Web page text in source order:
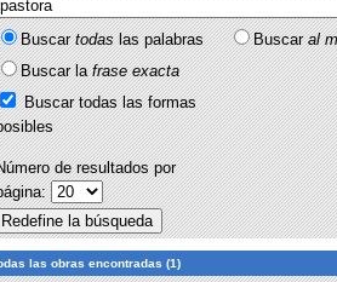
Buscartodaslas palabras Buscaral
Buscar lafrase exacta
Buscar todas las formas
de resultados por
las obras encontradas (1)